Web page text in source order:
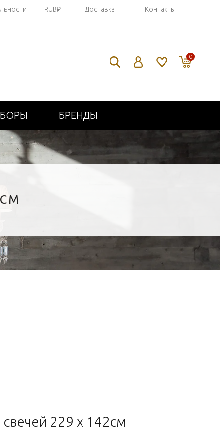
RUB₽ Доставка Контакты
0
БРЕНДЫ
229 x 142см